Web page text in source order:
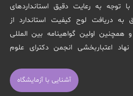
با توجه به رعایت دقیق استانداردهای
به دریافت لوح کیفیت استاندارد از
همچنین اولین گواهینامه بین المللی
ایزو 15189 از نهاد اعتباربخشی انجمن دکترای علوم
آشنایی با آزمایشگاه